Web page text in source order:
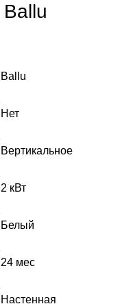
Ballu
Нет
Вертикальное
2 кВт
Белый
24 мес
Настенная